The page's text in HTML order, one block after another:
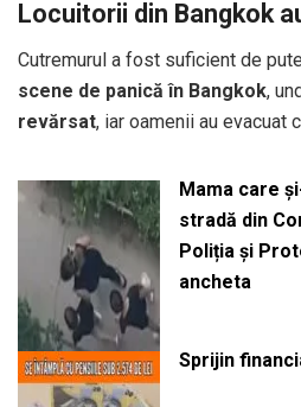
Locuitorii din Bangkok
Cutremurul a fost suficient de
scene de panică în Bangkok,
revărsat, iar oamenii au evacuat
Mama care
stradă din
Poliția și
ancheta
Sprijin